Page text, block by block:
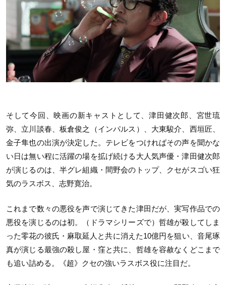
そして今回、映画の新キャストとして、津田健次郎、宮世琉
弥、立川談春、板倉俊之（インパルス）、大東駿介、西垣匠、
金子隼也の出演が決定した。テレビをつければその声を聞かな
い日は無い程に活躍の場を拡げ続ける大人気声優・津田健次郎
が演じるのは、半グレ組織・間野会のトップ、クセがスゴい狂
気のラスボス、志野寛治。
これまで数々の悪役を声で演じてきた津田だが、実写作品での
悪役を演じるのは初。（ドラマシリーズで）哲雄が殺してしま
った零花の彼氏・麻取延人と共に消えた10億円を狙い、音尾琢
真が演じる最強の殺し屋・窪と共に、哲雄を容赦なくどこまで
も追い詰める。《超》クセの強いラスボス役に注目だ。